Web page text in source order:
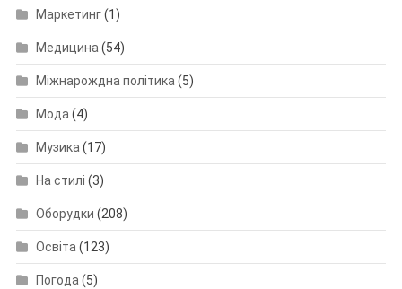
Маркетинг(1)
Медицина(54)
Міжнарождна політика(5)
Мода(4)
Музика(17)
На стилі (3)
Оборудки (208)
Освіта(123)
Погода(5)